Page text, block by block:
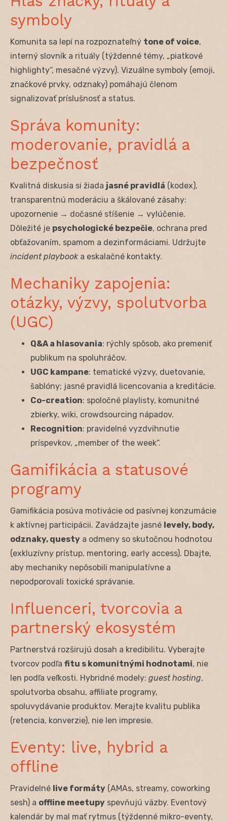
symboly
Komunita sa lepí na rozpoznateľný tone of voice,
interný slovník a rituály (týždenné témy, „piatkové
highlighty“, mesačné výzvy). Vizuálne symboly (emoji,
značkové prvky, odznaky) pomáhajú členom
signalizovať príslušnosť a status.
Správa komunity:
moderovanie, pravidlá a
bezpečnosť
Kvalitná diskusia si žiada jasné pravidlá (kodex),
transparentnú moderáciu a škálované zásahy:
upozornenie → dočasné stíšenie → vylúčenie.
Dôležité je psychologické bezpečie, ochrana pred
obťažovaním, spamom a dezinformáciami. Udržujte
incident playbooka eskalačné kontakty.
Mechaniky zapojenia:
otázky, výzvy, spolutvorba
(UGC)
Q&A a hlasovania: rýchly spôsob, ako premeniť
publikum na spoluhráčov.
UGC kampane: tematické výzvy, duetovanie,
šablóny; jasné pravidlá licencovania a kreditácie.
Co-creation: spoločné playlisty, komunitné
zbierky, wiki, crowdsourcing nápadov.
Recognition: pravidelné vyzdvihnutie
príspevkov, „member of the week“.
Gamifikácia a statusové
programy
Gamifikácia posúva motivácie od pasívnej konzumácie
k aktívnej participácii. Zavádzajte jasné levely, body,
odznaky, questy a odmeny so skutočnou hodnotou
(exkluzívny prístup, mentoring, early access). Dbajte,
aby mechaniky nepôsobili manipulatívne a
nepodporovali toxické správanie.
Influenceri, tvorcovia a
partnerský ekosystém
Partnerstvá rozširujú dosah a kredibilitu. Vyberajte
tvorcov podľa fitu s komunitnými hodnotami, nie
len podľa veľkosti. Hybridné modely: guest hosting,
spolutvorba obsahu, affiliate programy,
spoluvydávanie produktov. Merajte kvalitu publika
(retencia, konverzie), nie len impresie.
Eventy: live, hybrid a
offline
Pravidelné live formáty (AMAs, streamy, coworking
sesh) a offline meetupy spevňujú väzby. Eventový
kalendár by mal mať rytmus (týždenné mikro-eventy,